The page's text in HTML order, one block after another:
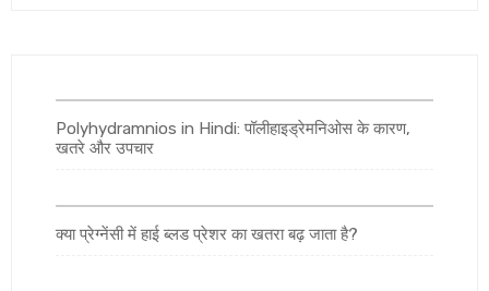
Polyhydramnios in Hindi: पॉलीहाइड्रेमनिओस के कारण,
खतरे और उपचार
क्या प्रेग्नेंसी में हाई ब्लड प्रेशर का खतरा बढ़ जाता है?